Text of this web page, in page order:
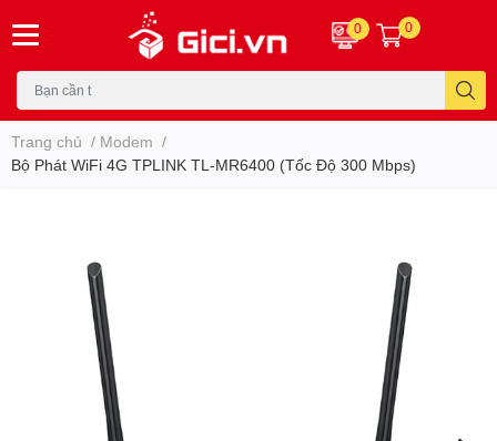
0 0
Trang chủ / Modem /
Bộ Phát WiFi 4G TPLINK TL-MR6400 (Tốc Độ 300 Mbps)